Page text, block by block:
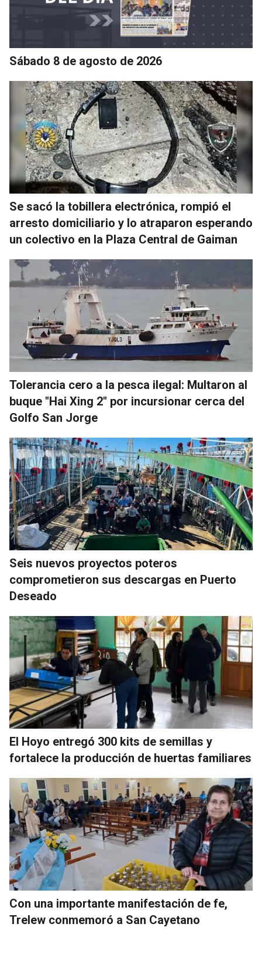
Sábado 8 de agosto de 2026
Se sacó la tobillera electrónica, rompió el
arresto domiciliario y lo atraparon esperando
un colectivo en la Plaza Central de Gaiman
Tolerancia cero a la pesca ilegal: Multaron al
buque "Hai Xing 2" por incursionar cerca del
Golfo San Jorge
Seis nuevos proyectos poteros
comprometieron sus descargas en Puerto
Deseado
El Hoyo entregó 300 kits de semillas y
fortalece la producción de huertas familiares
Con una importante manifestación de fe,
Trelew conmemoró a San Cayetano